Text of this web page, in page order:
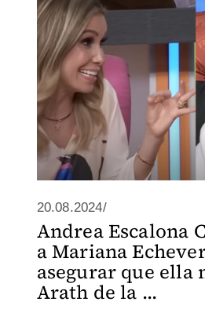
20.08.2024/
Andrea Escalona
a Mariana
asegurar que ella
Arath de la ...